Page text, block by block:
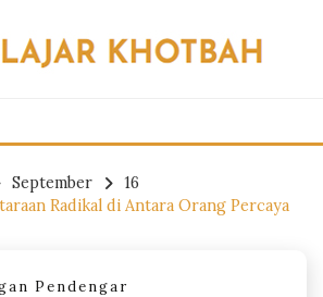
September
16
Radikal di Antara Orang Percaya
Pendengar